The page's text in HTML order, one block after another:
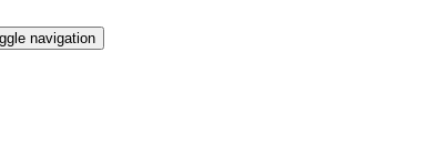
navigation